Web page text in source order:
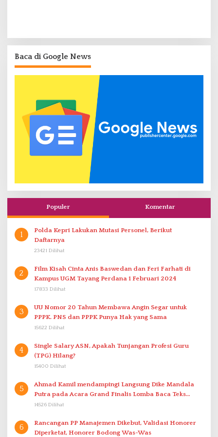
Baca di Google News
Populer Komentar
1
Polda Kepri Lakukan Mutasi Personel, Berikut
Daftarnya
23421 Dilihat
2
Film Kisah Cinta Anis Baswedan dan Feri Farhati di
Kampus UGM Tayang Perdana 1 Februari 2024
17833 Dilihat
3
UU Nomor 20 Tahun Membawa Angin Segar untuk
PPPK. PNS dan PPPK Punya Hak yang Sama
15622 Dilihat
4
Single Salary ASN, Apakah Tunjangan Profesi Guru
(TPG) Hilang?
15400 Dilihat
5
Ahmad Kamil mendampingi Langsung Dike Mandala
Putra pada Acara Grand Finalis Lomba Baca Teks
Proklamasi Mirip Bung Karno di Bali
14526 Dilihat
6
Rancangan PP Manajemen Dikebut, Validasi Honorer
Diperketat, Honorer Bodong Was-Was